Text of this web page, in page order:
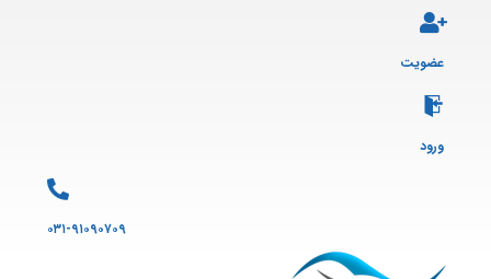
عضویت
ورود
۰۳۱-۹۱۰۹۰۷۰۹